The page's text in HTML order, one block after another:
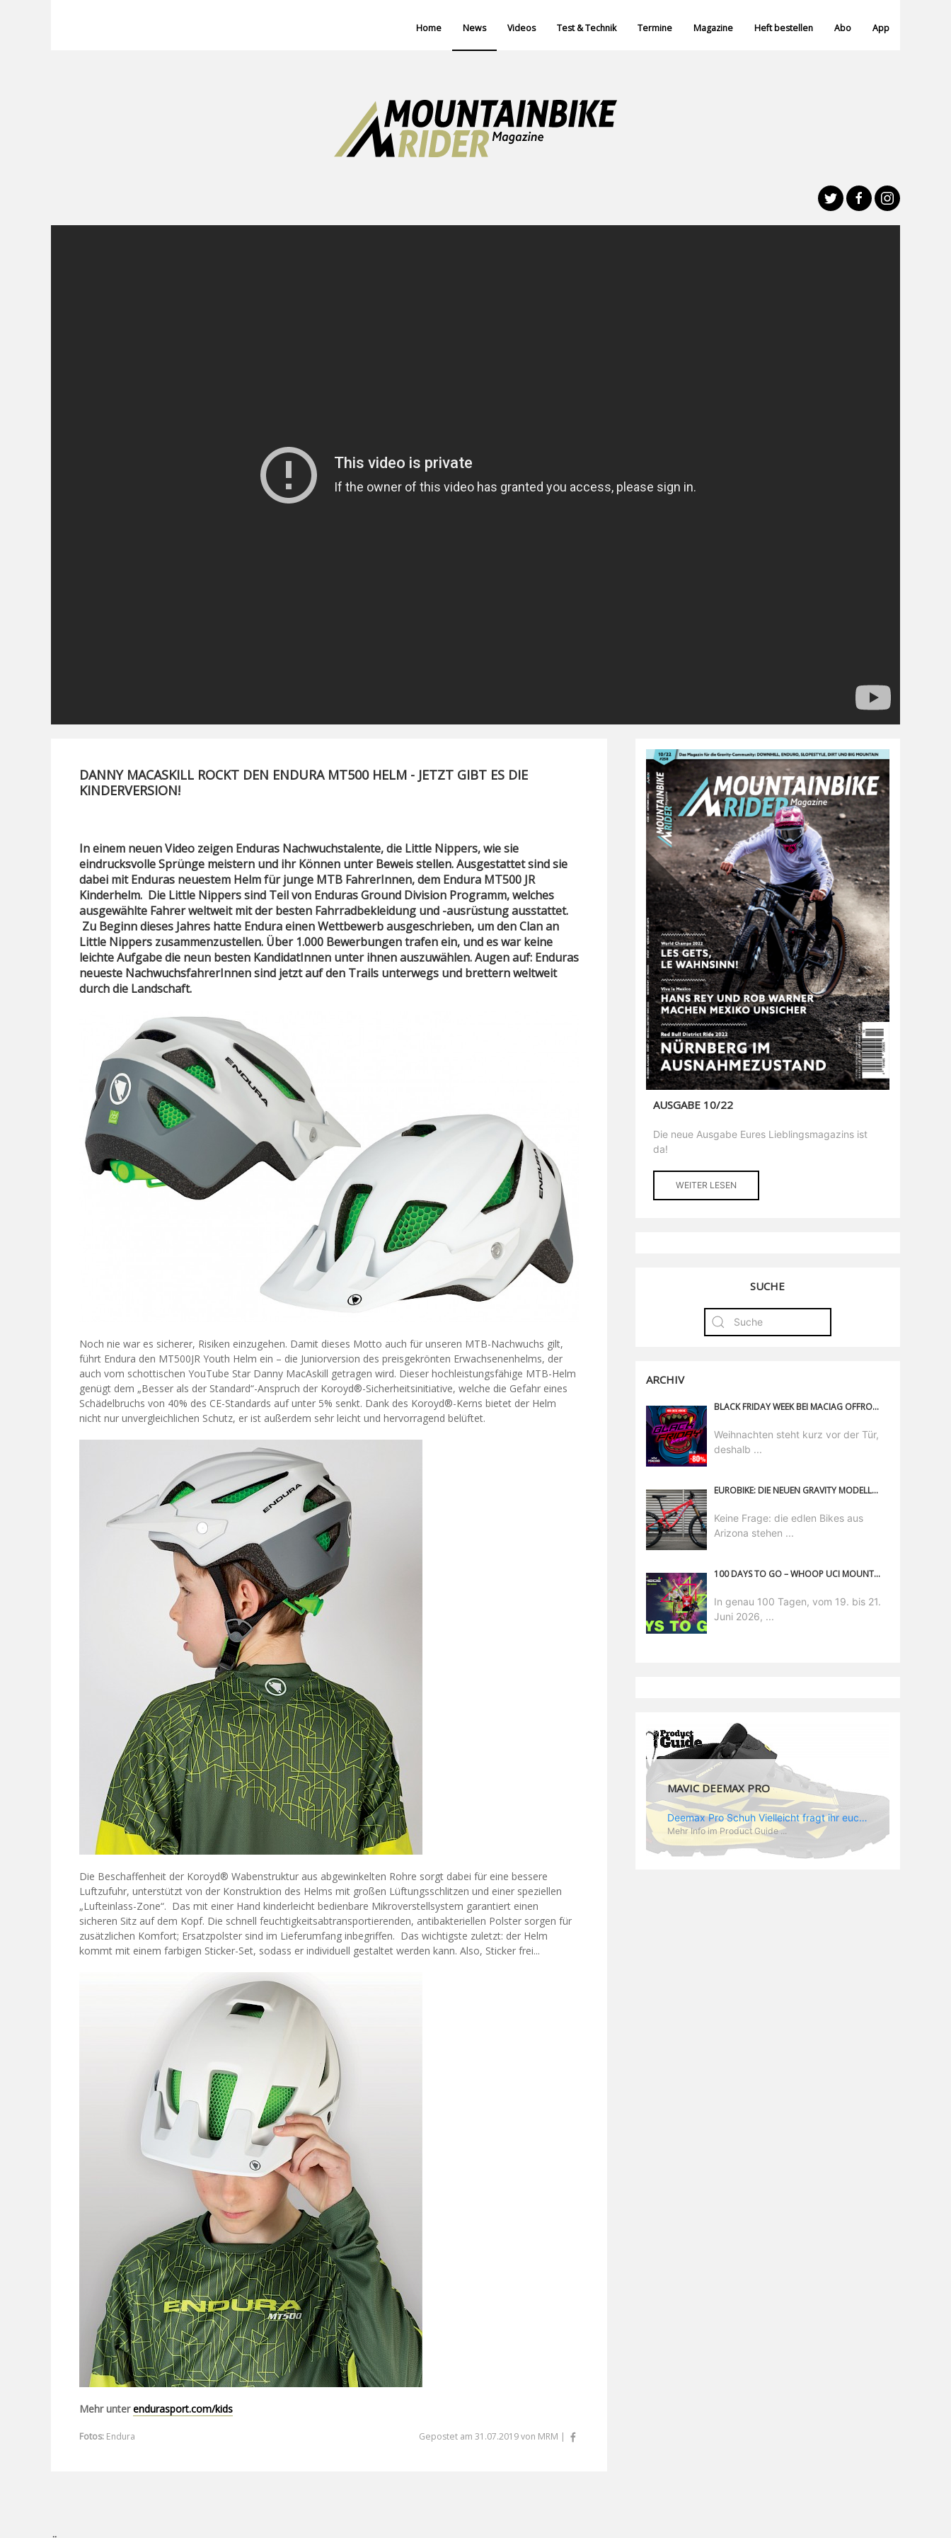
Home News Videos Test & Technik Termine Magazine Heft bestellen Abo App
DANNY MACASKILL ROCKT DEN ENDURA MT500 HELM - JETZT GIBT ES DIE
KINDERVERSION!
In einem neuen Video zeigen Enduras Nachwuchstalente, die Little Nippers, wie sie
eindrucksvolle Sprünge meistern und ihr Können unter Beweis stellen. Ausgestattet sind sie
dabei mit Enduras neuestem Helm für junge MTB FahrerInnen, dem Endura MT500 JR
Kinderhelm. Die Little Nippers sind Teil von Enduras Ground Division Programm, welches
ausgewählte Fahrer weltweit mit der besten Fahrradbekleidung und -ausrüstung ausstattet.
Zu Beginn dieses Jahres hatte Endura einen Wettbewerb ausgeschrieben, um den Clan an
Little Nippers zusammenzustellen. Über 1.000 Bewerbungen trafen ein, und es war keine
leichte Aufgabe die neun besten KandidatInnen unter ihnen auszuwählen. Augen auf: Enduras
neueste NachwuchsfahrerInnen sind jetzt auf den Trails unterwegs und brettern weltweit
durch die Landschaft.
Noch nie war es sicherer, Risiken einzugehen. Damit dieses Motto auch für unseren MTB-Nachwuchs gilt,
führt Endura den MT500JR Youth Helm ein – die Juniorversion des preisgekrönten Erwachsenenhelms, der
auch vom schottischen YouTube Star Danny MacAskill getragen wird. Dieser hochleistungsfähige MTB-Helm
genügt dem „Besser als der Standard“-Anspruch der Koroyd®-Sicherheitsinitiative, welche die Gefahr eines
Schädelbruchs von 40% des CE-Standards auf unter 5% senkt. Dank des Koroyd®-Kerns bietet der Helm
nicht nur unvergleichlichen Schutz, er ist außerdem sehr leicht und hervorragend belüftet.
Die Beschaffenheit der Koroyd® Wabenstruktur aus abgewinkelten Rohre sorgt dabei für eine bessere
Luftzufuhr, unterstützt von der Konstruktion des Helms mit großen Lüftungsschlitzen und einer speziellen
„Lufteinlass-Zone“. Das mit einer Hand kinderleicht bedienbare Mikroverstellsystem garantiert einen
sicheren Sitz auf dem Kopf. Die schnell feuchtigkeitsabtransportierenden, antibakteriellen Polster sorgen für
zusätzlichen Komfort; Ersatzpolster sind im Lieferumfang inbegriffen. Das wichtigste zuletzt: der Helm
kommt mit einem farbigen Sticker-Set, sodass er individuell gestaltet werden kann. Also, Sticker frei...
Mehr unterendurasport.com/kids
Fotos: Endura Gepostet am 31.07.2019 von MRM |
AUSGABE 10/22
Die neue Ausgabe Eures Lieblingsmagazins ist
da!
WEITER LESEN
SUCHE
ARCHIV
BLACK FRIDAY WEEK BEI MACIAG OFFROAD - BIS ZU 80% SPAREN!
Weihnachten steht kurz vor der Tür,
deshalb ...
EUROBIKE: DIE NEUEN GRAVITY MODELLE VON PIVOT CYCLES
Keine Frage: die edlen Bikes aus
Arizona stehen ...
100 DAYS TO GO – WHOOP UCI MOUNTAIN BIKE WORLD CUP ANNIVERSARY EDITION X IN LENZERHEIDE
In genau 100 Tagen, vom 19. bis 21.
Juni 2026, ...
MAVIC DEEMAX PRO
Deemax Pro Schuh Vielleicht fragt ihr euch, was ein Schuh mit Deemax zu tun hat? Nun, hier spielt vor allem der Einsatzzweck eine Rolle: Deemax steht für Gravity pur und dafür ist auch der neue Schuh gedacht, der vor allem den Ideen von Downhill Legende Fabien Barel entspricht. Der Schuh soll ganz der Deemax Philosophie entsprechen: kompromisslose Funktion, effizient und hoher Komfort standen auf der Wunschliste von Fabien. Und das kam dabei heraus: - die neue „Energy Grip AM“ Sohle bietet maximale Stabilität und optimalen Grip auf dem Pedal. - die „Ergo Fit“ Innensohle soll super hohen Komfort bieten und optimal sitzen und zwar den ganzen Tag lang. - eine 3D-Mesch-Konstruktion soll den Fuß belüften und sowohl bei Sonne also auch unter kühlen Bedingungen für optimales Fußklima sorgen - die Assymetrische Konstruktion mit höherem Seitenteil innen soll den Knöchel optimal schützen - extra Schutz für die Zehen und die Fersen
Mehr Info im Product Guide ...